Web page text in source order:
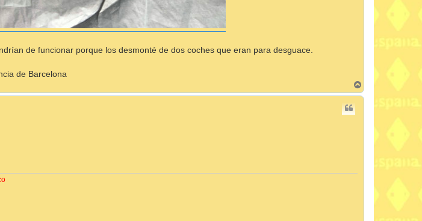
de funcionar porque los desmonté de dos coches que eran para desguace.
de Barcelona
r
r